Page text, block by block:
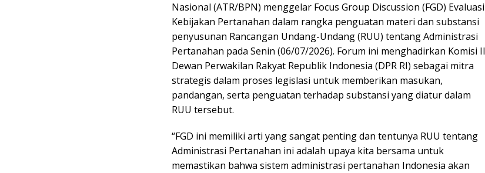
Nasional (ATR/BPN) menggelar Focus Group Discussion (FGD) Evaluasi
Kebijakan Pertanahan dalam rangka penguatan materi dan substansi
penyusunan Rancangan Undang-Undang (RUU) tentang Administrasi
Pertanahan pada Senin (06/07/2026). Forum ini menghadirkan Komisi II
Dewan Perwakilan Rakyat Republik Indonesia (DPR RI) sebagai mitra
strategis dalam proses legislasi untuk memberikan masukan,
pandangan, serta penguatan terhadap substansi yang diatur dalam
RUU tersebut.
“FGD ini memiliki arti yang sangat penting dan tentunya RUU tentang
Administrasi Pertanahan ini adalah upaya kita bersama untuk
memastikan bahwa sistem administrasi pertanahan Indonesia akan